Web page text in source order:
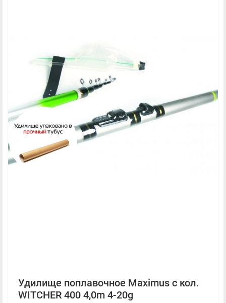
Удилище поплавочное Maximus с кол.
WITCHER 400 4,0m 4-20g